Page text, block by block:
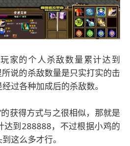
家的个人杀敌数量累计达到
说的杀敌数量是只实打实的击
过各种加成后的杀敌数。
获得方式与之很相似，那就是
达到288888，不过根据小鸡的
这么多才行。